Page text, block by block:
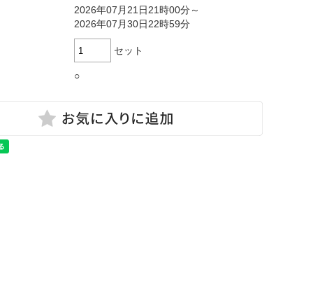
2026年07月21日21時00分～
2026年07月30日22時59分
セット
○